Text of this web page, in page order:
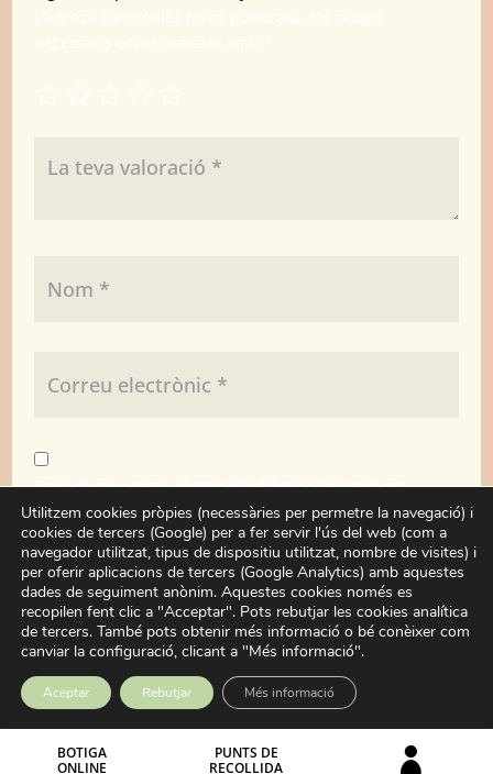
BOTIGA
ONLINE
PUNTS DE
RECOLLIDA

Desa el meu nom, correu electrònic i lloc web en
aquest navegador per a la pròxima vegada que
comenti.
Enviar
Utilitzem cookies pròpies (necessàries per permetre la navegació) i
cookies de tercers (Google) per a fer servir l'ús del web (com a
navegador utilitzat, tipus de dispositiu utilitzat, nombre de visites) i
per oferir aplicacions de tercers (Google Analytics) amb aquestes
dades de seguiment anònim. Aquestes cookies només es
recopilen fent clic a "Acceptar". Pots rebutjar les cookies analítica
de tercers. També pots obtenir més informació o bé conèixer com
canviar la configuració, clicant a "Més informació".
Aceptar Rebutjar Més informació